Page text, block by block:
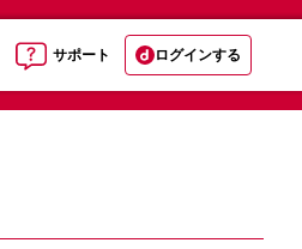
サポート ログインする